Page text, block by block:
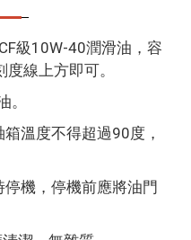
級10W-40潤滑油，容
線上方即可。
溫度不得超過90度，
機，停機前應將油門